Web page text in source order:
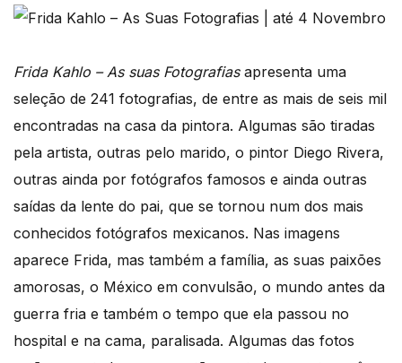
Frida Kahlo – As suas Fotografiasapresenta uma
seleção de 241 fotografias, de entre as mais de seis mil
encontradas na casa da pintora. Algumas são tiradas
pela artista, outras pelo marido, o pintor Diego Rivera,
outras ainda por fotógrafos famosos e ainda outras
saídas da lente do pai, que se tornou num dos mais
conhecidos fotógrafos mexicanos. Nas imagens
aparece Frida, mas também a família, as suas paixões
amorosas, o México em convulsão, o mundo antes da
guerra fria e também o tempo que ela passou no
hospital e na cama, paralisada. Algumas das fotos